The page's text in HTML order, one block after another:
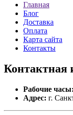
Главная
Блог
Доставка
Оплата
Карта сайта
Контакты
Контактная
Рабочие часы:
Адрес: г.